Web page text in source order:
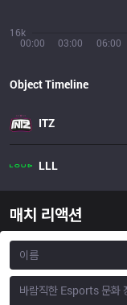
00:00 03:00 06:00
16k
Object Timeline
ITZ
LLL
매치 리액션